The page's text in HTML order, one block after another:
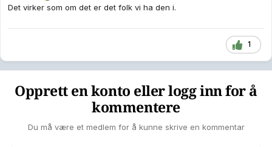
Det virker som om det er det folk vi ha den i.
1
Opprett en konto eller logg inn for å
kommentere
Du må være et medlem for å kunne skrive en kommentar